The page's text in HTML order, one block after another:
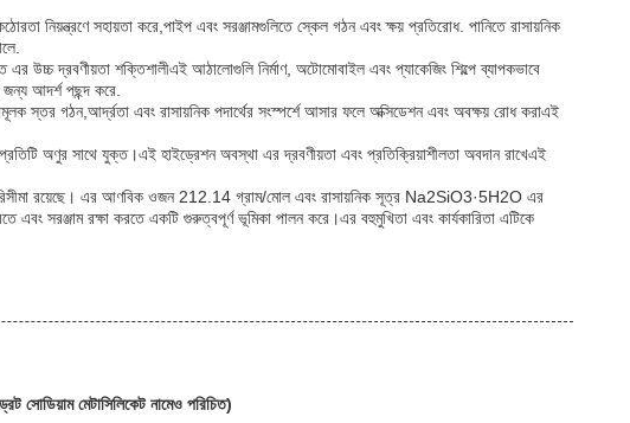
নিয়ন্ত্রণে সহায়তা করে,পাইপ এবং সরঞ্জামগুলিতে স্কেল গঠন এবং ক্ষয় প্রতিরোধ. পানিতে রাসায়নিক
উচ্চ দ্রবণীয়তা শক্তিশালীএই আঠালোগুলি নির্মাণ, অটোমোবাইল এবং প্যাকেজিং শিল্পে ব্যাপকভাবে
আদর্শ পছন্দ করে.
গঠন,আর্দ্রতা এবং রাসায়নিক পদার্থের সংস্পর্শে আসার ফলে অক্সিডেশন এবং অবক্ষয় রোধ করাএই
প্রতিটি অণুর সাথে যুক্ত।এই হাইড্রেশন অবস্থা এর দ্রবণীয়তা এবং প্রতিক্রিয়াশীলতা অবদান রাখেএই
পরিসীমা রয়েছে। এর আণবিক ওজন 212.14 গ্রাম/মোল এবং রাসায়নিক সূত্র Na2SiO3·5H2O এর
এবং সরঞ্জাম রক্ষা করতে একটি গুরুত্বপূর্ণ ভূমিকা পালন করে।এর বহুমুখিতা এবং কার্যকারিতা এটিকে
সোডিয়াম মেটাসিলিকেট নামেও পরিচিত)